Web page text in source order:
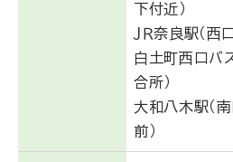
下付近）
ＪＲ奈良駅（西
白土町西口バ
合所）
大和八木駅（
前）